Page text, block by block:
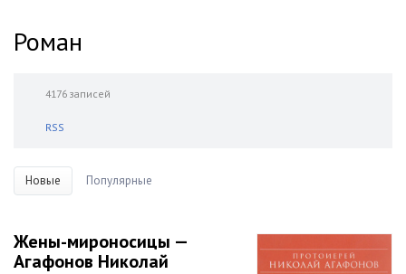
Роман
4176 записей
RSS
Новые Популярные
Жены-мироносицы —
Агафонов Николай